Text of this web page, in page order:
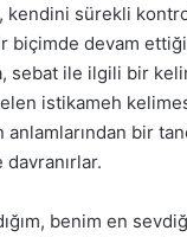
kendini sürekli
biçimde devam
sebat ile ilgili bir
istikameh
bir
davranırlar.
benim en